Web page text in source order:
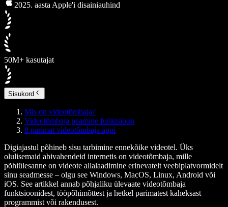
2025. aasta Apple'i disainiauhind
50M+ kasutajat
Sisukord
Mis on videotõmbaja?
Videotõmbaja peamine funktsioon
8 parimat videotõmbaja äppi
Digiajastul põhineb sisu tarbimine ennekõike videotel. Üks
olulisemaid abivahendeid internetis on videotõmbaja, mille
põhiülesanne on videote allalaadimine erinevatelt veebiplatvormidelt
sinu seadmesse – olgu see Windows, MacOS, Linux, Android või
iOS. See artikkel annab põhjaliku ülevaate videotõmbaja
funktsioonidest, tööpõhimõttest ja hetkel parimatest kaheksast
programmist või rakendusest.